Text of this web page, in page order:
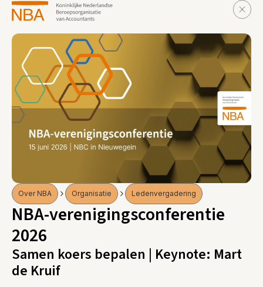
Over NBA Organisatie Ledenvergadering
NBA-verenigingsconferentie
2026
Samen koers bepalen | Keynote: Mart
de Kruif